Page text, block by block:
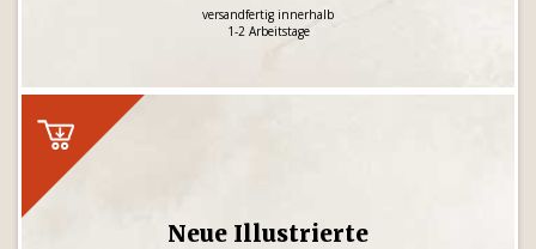
versandfertig innerhalb
1-2 Arbeitstage
Neue Illustrierte